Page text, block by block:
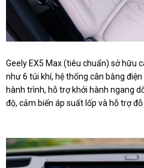
Geely EX5 Max (tiêu chuẩn) sở hữu
như 6 túi khí, hệ thống cân bằng
hành trình, hỗ trợ khởi hành ngang
độ, cảm biến áp suất lốp và hỗ trợ đỗ